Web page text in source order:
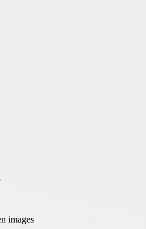
images